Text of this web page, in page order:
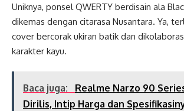
Uniknya, ponsel QWERTY berdisain ala
dikemas dengan citarasa Nusantara. Ya,
cover bercorak ukiran batik dan
karakter kayu.
Baca juga:
Realme Narzo 90
Dirilis, Intip Harga dan